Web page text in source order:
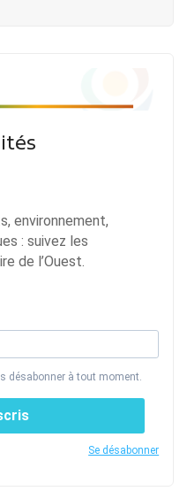
environnement,
: suivez les
de l’Ouest.
désabonner à tout moment.
Se désabonner